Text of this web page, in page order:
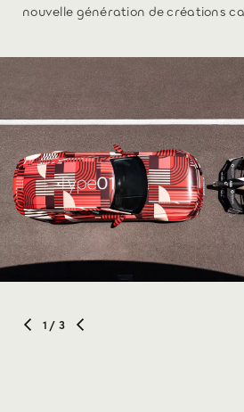
nouvelle génération de créations
1 / 3